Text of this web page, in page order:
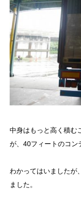
中身はもっと高く積む
が、40フィートのコン
わかってはいましたが
ました。